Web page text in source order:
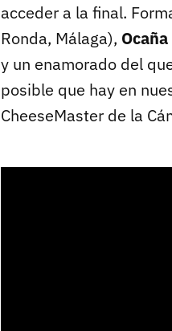
acceder a la final.
Ronda, Málaga),
y un enamorado del
posible que hay en
CheeseMaster de la